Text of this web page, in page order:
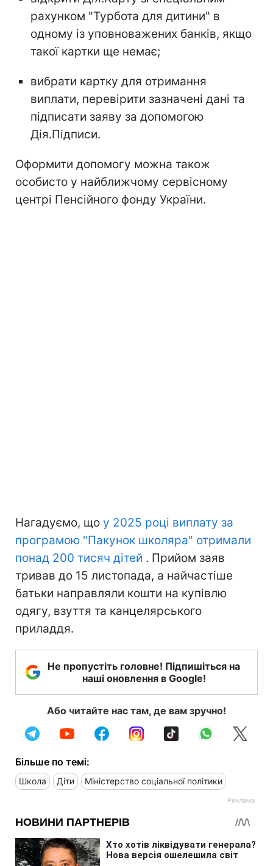
рахунком "Турбота для дитини" в
одному із уповноважених банків, якщо
такої картки ще немає;
вибрати картку для отримання
виплати, перевірити зазначені дані та
підписати заяву за допомогою
Дія.Підписи.
Оформити допомогу можна також
особисто у найближчому сервісному
центрі Пенсійного фонду України.
Нагадуємо, що у 2025 році виплату за
програмою "Пакунок школяра" отримали
понад 200 тисяч дітей . Прийом заяв
тривав до 15 листопада, а найчастіше
батьки направляли кошти на купівлю
одягу, взуття та канцелярського
приладдя.
Не пропустіть головне! Підпишіться на
наші оновлення в Google!
Або читайте нас там, де вам зручно!
Більше по темі:
Школа Діти Міністерство соціальної політики